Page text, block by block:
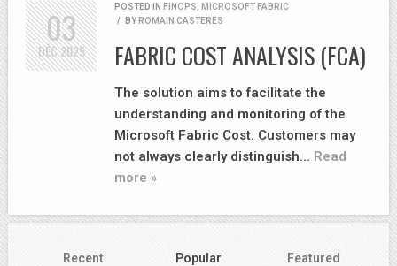
POSTED IN FINOPS
MICROSOFT FABRIC
/
BY ROMAIN CASTERES
FABRIC COST ANALYSIS (FCA)
The solution aims to facilitate the
understanding and monitoring of the
Microsoft Fabric Cost. Customers may
not always clearly distinguish… Read
more »
03
DÉC2025
Recent Popular Featured